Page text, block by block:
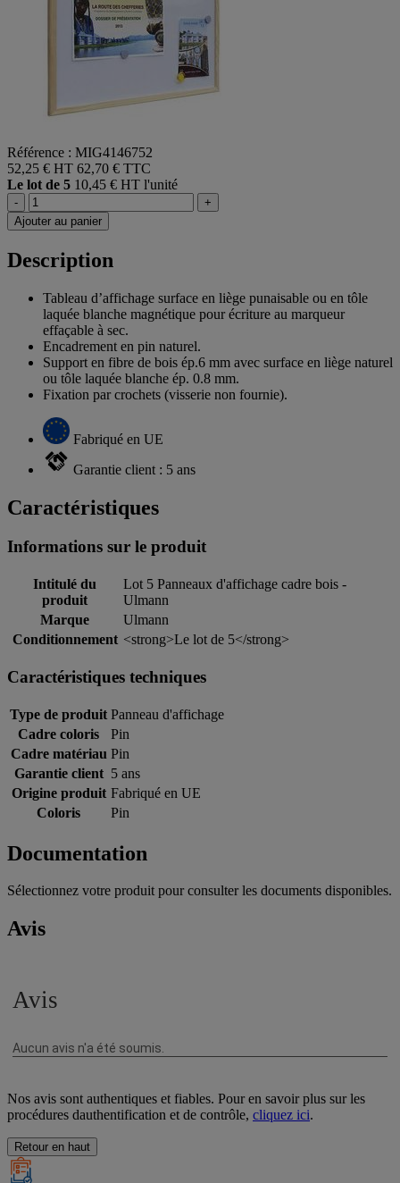
Référence : MIG4146752
52,25 € HT 62,70 € TTC
Le lot de 5 10,45 € HT l'unité
-
+
Ajouter au panier
Description
Tableau d’affichage surface en liège punaisable ou en tôle
laquée blanche magnétique pour écriture au marqueur
effaçable à sec.
Encadrement en pin naturel.
Support en fibre de bois ép.6 mm avec surface en liège naturel
ou tôle laquée blanche ép. 0.8 mm.
Fixation par crochets (visserie non fournie).
Fabriqué en UE
Garantie client : 5 ans
Caractéristiques
Informations sur le produit
Intitulé du
produit
Lot 5 Panneaux d'affichage cadre bois -
Ulmann
Marque
Ulmann
Conditionnement <strong>Le lot de 5</strong>
Caractéristiques techniques
Type de produit Panneau d'affichage
Cadre coloris
Pin
Cadre matériau Pin
Garantie client 5 ans
Origine produit Fabriqué en UE
Coloris
Pin
Documentation
Sélectionnez votre produit pour consulter les documents disponibles.
Avis
Nos avis sont authentiques et fiables. Pour en savoir plus sur les
procédures dauthentification et de contrôle, cliquez ici.
Retour en haut